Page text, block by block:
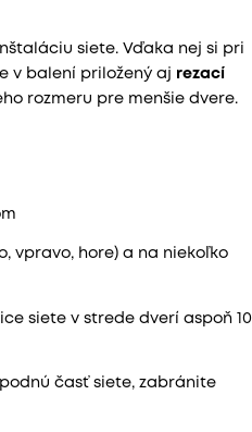
siete. Vďaka nej si pri
v balení priložený aj rezací
rozmeru pre menšie dvere.
vpravo, hore) a na niekoľko
siete v strede dverí aspoň 10
časť siete, zabránite